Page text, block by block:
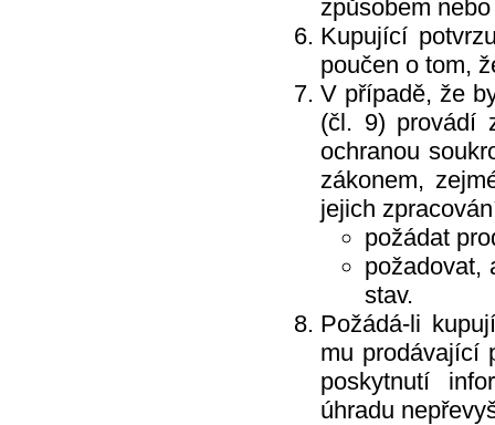
způsobem
Kupující
poučen o tom,
V případě, že
(čl. 9) provádí
ochranou
zákonem,
jejich
požádat
požadovat,
stav.
Požádá-li
mu prodávající
poskytnutí
úhradu